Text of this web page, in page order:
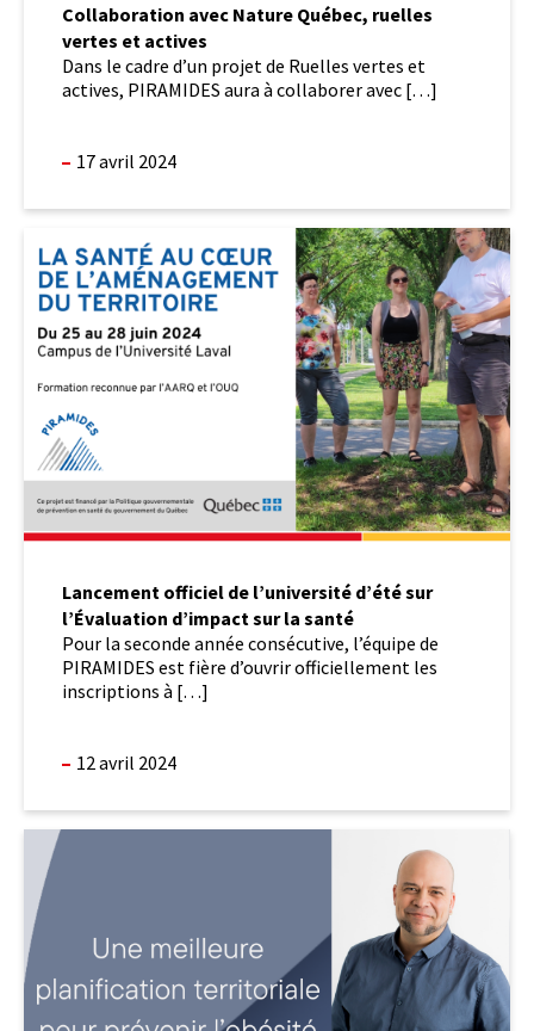
Collaboration avec Nature Québec, ruelles
vertes et actives
Dans le cadre d’un projet de Ruelles vertes et
actives, PIRAMIDES aura à collaborer avec […]
17 avril 2024
Lancement officiel de l’université d’été sur
l’Évaluation d’impact sur la santé
Pour la seconde année consécutive, l’équipe de
PIRAMIDES est fière d’ouvrir officiellement les
inscriptions à […]
12 avril 2024
officiel
de
l’université
d’été
sur
l’Évaluation
sur
santé
meilleure
planification
territoriale
pour
prévenir
l’obésité